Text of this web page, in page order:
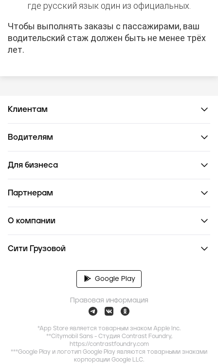
где русский язык один из официальных.
Чтобы выполнять заказы с пассажирами, ваш
водительский стаж должен быть не менее трёх
лет.
Клиентам
Водителям
Для бизнеса
Партнерам
О компании
Сити Грузовой
Google Play
Правовая информация
*App Store является товарным знаком Apple Inc.
**Citymobil Sans - Студия Contrast Foundry,
https://contrastfoundry.com
***Google Play и логотип Google Play являются товарными знаками
корпорации Google LLC.